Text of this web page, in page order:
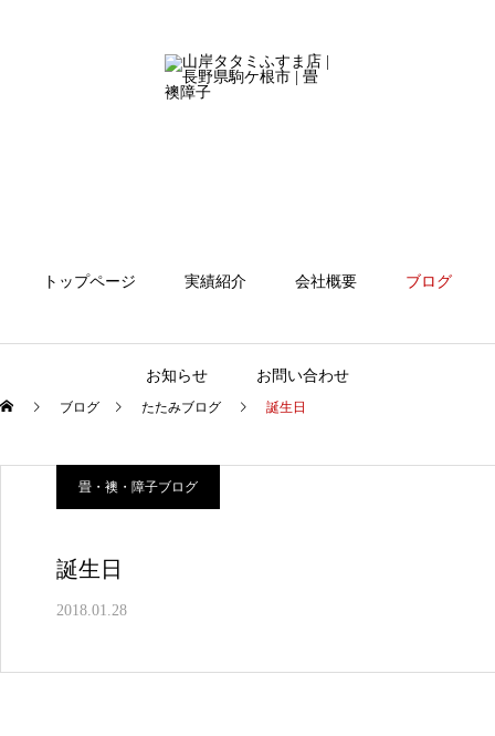
トップページ 実績紹介 会社概要 ブログ
お知らせ お問い合わせ
ブログ たたみブログ 誕生日
畳・襖・障子ブログ
誕生日
2018.01.28